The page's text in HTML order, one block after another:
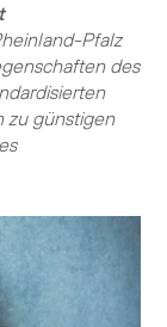
Pfalz
des
zu günstigen